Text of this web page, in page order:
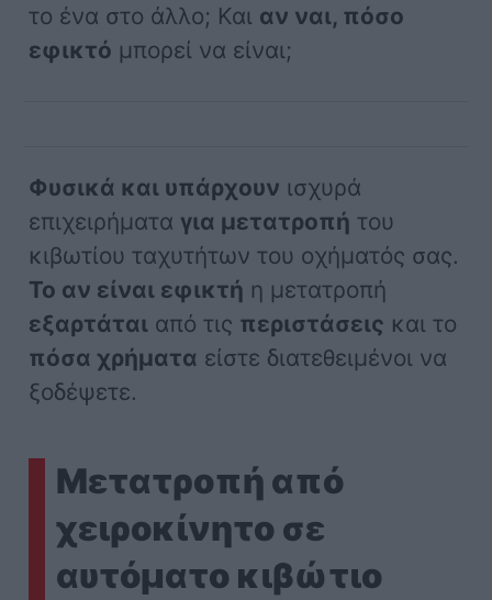
το ένα στο άλλο; Και αν ναι, πόσο
εφικτό μπορεί να είναι;
Φυσικά και υπάρχουν ισχυρά
επιχειρήματα για μετατροπή του
κιβωτίου ταχυτήτων του οχήματός σας.
Το αν είναι εφικτή η μετατροπή
εξαρτάται από τις περιστάσεις και το
πόσα χρήματα είστε διατεθειμένοι να
ξοδέψετε.
Μετατροπή από
χειροκίνητο σε
αυτόματο κιβώτιο